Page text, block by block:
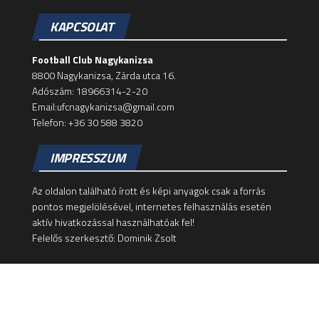
KAPCSOLAT
Football Club Nagykanizsa
8800 Nagykanizsa, Zárda utca 16.
Adószám: 18966314-2-20
Email:ufcnagykanizsa@gmail.com
Telefon: +36 30 588 3820
IMPRESSZUM
Az oldalon található írott és képi anyagok csak a forrás
pontos megjelölésével, internetes felhasználás esetén
aktív hivatkozással használhatóak fel!
Felelős szerkesztő: Dominik Zsolt